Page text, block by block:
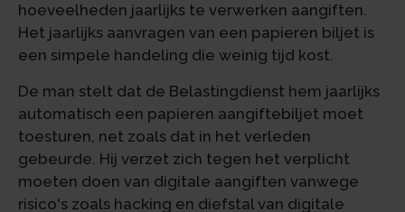
hoeveelheden jaarlijks te verwerken aangiften.
Het jaarlijks aanvragen van een papieren biljet is
een simpele handeling die weinig tijd kost.
De man stelt dat de Belastingdienst hem jaarlijks
automatisch een papieren aangiftebiljet moet
toesturen, net zoals dat in het verleden
gebeurde. Hij verzet zich tegen het verplicht
moeten doen van digitale aangiften vanwege
risico's zoals hacking en diefstal van digitale